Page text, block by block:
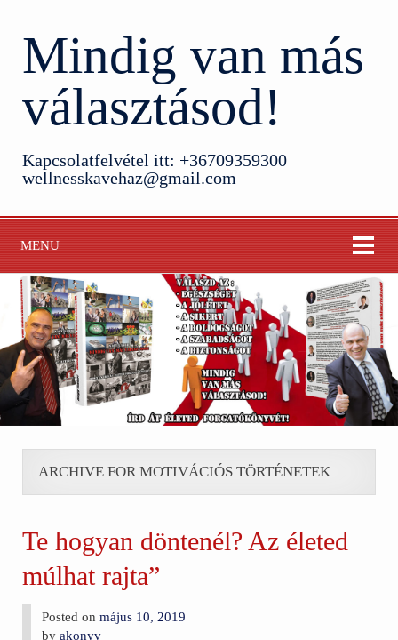
Mindig van más
választásod!
Kapcsolatfelvétel itt: +36709359300
wellnesskavehaz@gmail.com
MENU
ARCHIVE FOR MOTIVÁCIÓS TÖRTÉNETEK
Te hogyan döntenél? Az életed
múlhat rajta”
Posted onmájus 10, 2019
byakonyv